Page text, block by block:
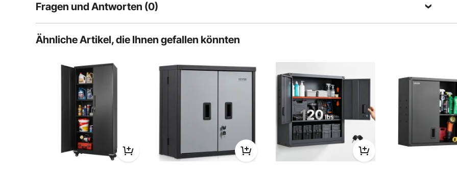
Fragen und Antworten (0)
Ist das Produkt haltbar? ...
Stellen Sie die erste Frage
Ähnliche Artikel, die Ihnen gefallen könnten